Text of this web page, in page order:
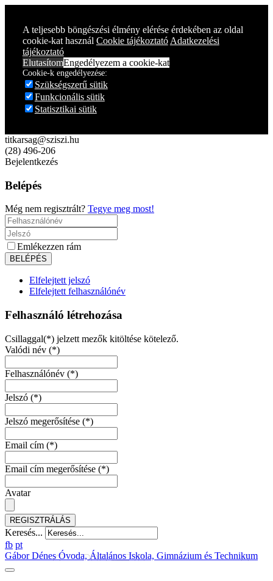
A teljesebb böngészési élmény elérése érdekében az oldal
cookie-kat használ Cookie tájékoztató Adatkezelési
tájékoztató
ElutasítomEngedélyezem a cookie-kat
Cookie-k engedélyezése:
Szükségszerű sütik
Funkcionális sütik
Statisztikai sütik
titkarsag@sziszi.hu
(28) 496-206
Bejelentkezés
Belépés
Még nem regisztrált? Tegye meg most!
Emlékezzen rám
Elfelejtett jelszó
Elfelejtett felhasználónév
Felhasználó létrehozása
Csillaggal(*) jelzett mezők kitöltése kötelező.
Valódi név (*)
Felhasználónév (*)
Jelszó (*)
Jelszó megerősítése (*)
Email cím (*)
Email cím megerősítése (*)
Avatar
REGISZTRÁLÁS
Keresés...
fb pt
Gábor Dénes Óvoda, Általános Iskola, Gimnázium és Technikum